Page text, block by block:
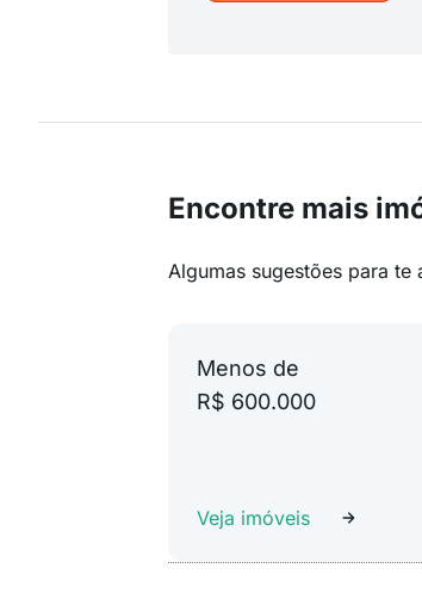
Encontre mais
Algumas sugestões para
Menos de
R$ 600.000
Veja imóveis